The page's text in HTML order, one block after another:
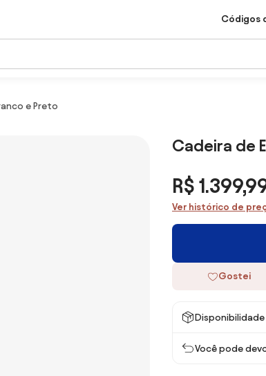
Códigos
e Preto
Cadeira de
R$
Ver histórico de
Gostei
Disponibilidade
Você pode